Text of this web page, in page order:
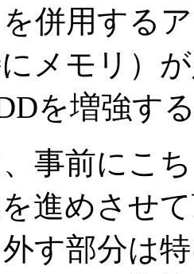
併用する
メモリ）
を増強す
事前にこ
進めさせ
す部分は